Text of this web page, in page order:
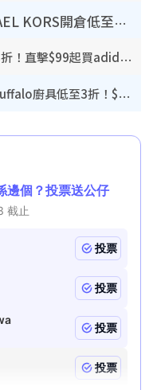
開倉優惠｜銅鑼灣MICHAEL KORS開倉低至17折！直擊$500起買手袋/銀包/鞋款 必買經典Jet Set系列
開倉優惠｜馬拉松開倉低至3折！直擊$99起買adidas／New Balance／Puma鞋款 STANLEY保溫杯劈價至$119起
廚具優惠｜普樂氏/意美廚/Buffalo廚具低至3折！$89起買煎鍋／炒鑊／個人鍋 同場小家電激減至$99起